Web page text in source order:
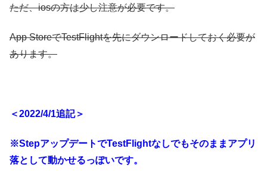
ただ、iosの方は少し注意が必要です。
App StoreでTestFlightを先にダウンロードしておく必要が
あります。
＜2022/4/1追記＞
※StepアップデートでTestFlightなしでもそのままアプリ
落として動かせるっぽいです。